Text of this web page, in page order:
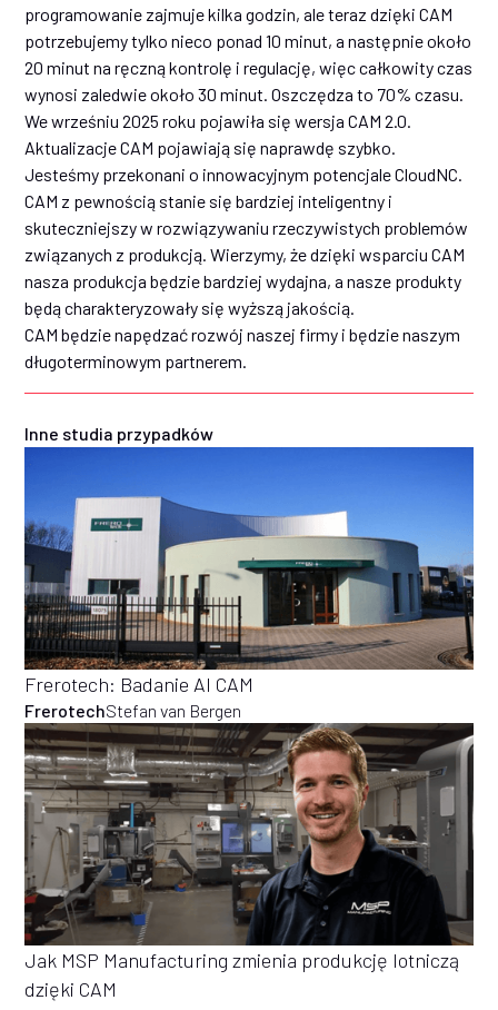
programowanie zajmuje kilka godzin, ale teraz dzięki CAM
potrzebujemy tylko nieco ponad 10 minut, a następnie około
20 minut na ręczną kontrolę i regulację, więc całkowity czas
wynosi zaledwie około 30 minut. Oszczędza to 70% czasu.
We wrześniu 2025 roku pojawiła się wersja CAM 2.0.
Aktualizacje CAM pojawiają się naprawdę szybko.
Jesteśmy przekonani o innowacyjnym potencjale CloudNC.
CAM z pewnością stanie się bardziej inteligentny i
skuteczniejszy w rozwiązywaniu rzeczywistych problemów
związanych z produkcją. Wierzymy, że dzięki wsparciu CAM
nasza produkcja będzie bardziej wydajna, a nasze produkty
będą charakteryzowały się wyższą jakością.
CAM będzie napędzać rozwój naszej firmy i będzie naszym
długoterminowym partnerem.
Inne studia przypadków
Frerotech: Badanie AI CAM
FrerotechStefan van Bergen
Jak MSP Manufacturing zmienia produkcję lotniczą
dzięki CAM